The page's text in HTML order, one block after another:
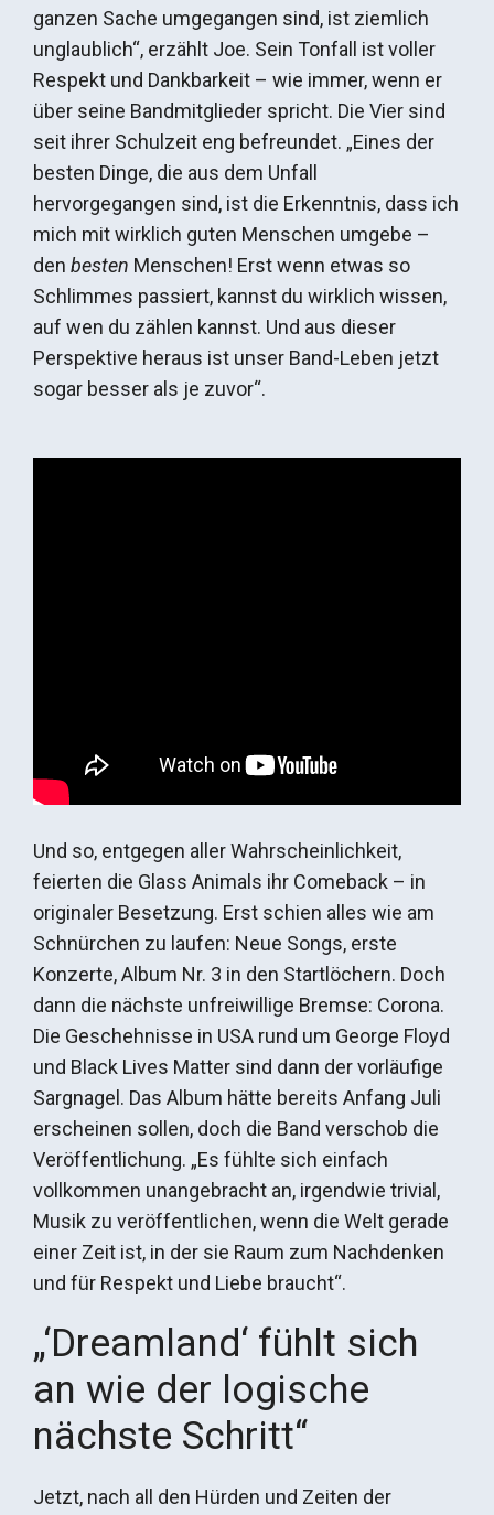
ganzen Sache umgegangen sind, ist ziemlich
unglaublich“, erzählt Joe. Sein Tonfall ist voller
Respekt und Dankbarkeit – wie immer, wenn er
über seine Bandmitglieder spricht. Die Vier sind
seit ihrer Schulzeit eng befreundet. „Eines der
besten Dinge, die aus dem Unfall
hervorgegangen sind, ist die Erkenntnis, dass ich
mich mit wirklich guten Menschen umgebe –
den besten Menschen! Erst wenn etwas so
Schlimmes passiert, kannst du wirklich wissen,
auf wen du zählen kannst. Und aus dieser
Perspektive heraus ist unser Band-Leben jetzt
sogar besser als je zuvor“.
Und so, entgegen aller Wahrscheinlichkeit,
feierten die Glass Animals ihr Comeback – in
originaler Besetzung. Erst schien alles wie am
Schnürchen zu laufen: Neue Songs, erste
Konzerte, Album Nr. 3 in den Startlöchern. Doch
dann die nächste unfreiwillige Bremse: Corona.
Die Geschehnisse in USA rund um George Floyd
und Black Lives Matter sind dann der vorläufige
Sargnagel. Das Album hätte bereits Anfang Juli
erscheinen sollen, doch die Band verschob die
Veröffentlichung. „Es fühlte sich einfach
vollkommen unangebracht an, irgendwie trivial,
Musik zu veröffentlichen, wenn die Welt gerade
einer Zeit ist, in der sie Raum zum Nachdenken
und für Respekt und Liebe braucht“.
„‘Dreamland‘ fühlt sich
an wie der logische
nächste Schritt“
Jetzt, nach all den Hürden und Zeiten der